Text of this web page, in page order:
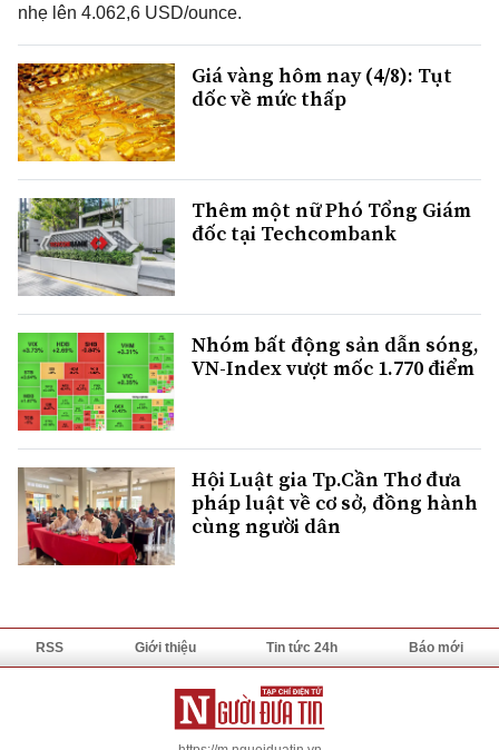
nhẹ lên 4.062,6 USD/ounce.
Giá vàng hôm nay (4/8): Tụt
dốc về mức thấp
Thêm một nữ Phó Tổng Giám
đốc tại Techcombank
Nhóm bất động sản dẫn sóng,
VN-Index vượt mốc 1.770 điểm
Hội Luật gia Tp.Cần Thơ đưa
pháp luật về cơ sở, đồng hành
cùng người dân
RSS Giới thiệu Tin tức 24h Báo mới